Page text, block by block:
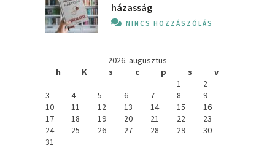
házasság
NINCS HOZZÁSZÓLÁS
2026. augusztus
h
K s c p s
v
1
2
3
4 5 6 7 8
9
10
11 12 13 14 15
16
17
18 19 20 21 22
23
24
25 26 27 28 29
30
31